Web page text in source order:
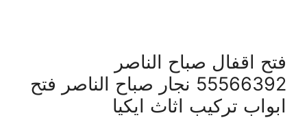
فتح اقفال صباح الناصر
55566392 نجار صباح الناصر فتح
ابواب تركيب اثاث ايكيا